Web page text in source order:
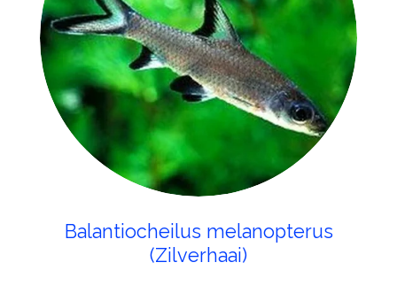
Balantiocheilus melanopterus
(Zilverhaai)